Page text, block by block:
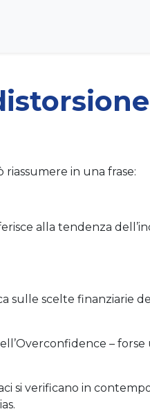
in una frase:
alla tendenza
scelte finanziarie
–
si verificano in